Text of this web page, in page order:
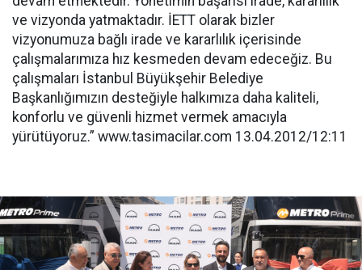
ve vizyonda yatmaktadır. İETT olarak bizler
vizyonumuza bağlı irade ve kararlılık içerisinde
çalışmalarımıza hız kesmeden devam edeceğiz. Bu
çalışmaları İstanbul Büyükşehir Belediye
Başkanlığımızın desteğiyle halkımıza daha kaliteli,
konforlu ve güvenli hizmet vermek amacıyla
yürütüyoruz.” www.tasimacilar.com 13.04.2012/12:11